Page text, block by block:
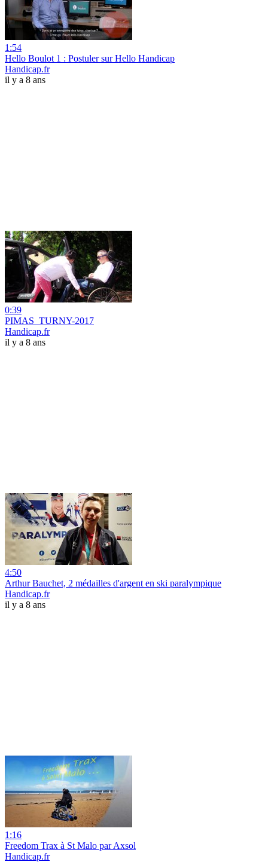
1:54
Hello Boulot 1 : Postuler sur Hello Handicap
Handicap.fr
il y a 8 ans
0:39
PIMAS_TURNY-2017
Handicap.fr
il y a 8 ans
4:50
Arthur Bauchet, 2 médailles d'argent en ski paralympique
Handicap.fr
il y a 8 ans
1:16
Freedom Trax à St Malo par Axsol
Handicap.fr